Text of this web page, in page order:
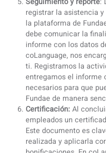
casilla 763 del
empresa reducir su
Descuento en
porcentaje de
empresa. Las
1 a 9 empleados
10 a 49
50 a 249
Más de 250
Además, si la
puede acumular el
presente ejercicio